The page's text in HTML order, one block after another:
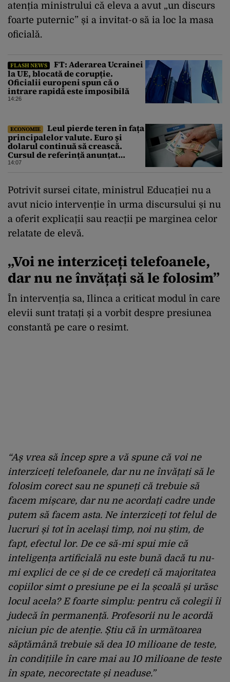
atenția ministrului că eleva a avut „un discurs
foarte puternic” și a invitat-o să ia loc la masa
oficială.
FLASH NEWS
FT: Aderarea Ucrainei
la UE, blocată de corupție.
Oficialii europeni spun că o
intrare rapidă este imposibilă
14:26
ECONOMIE
Leul pierde teren în fața
principalelor valute. Euro și
dolarul continuă să crească.
Cursul de referință anunțat
pentru vineri de BNR
14:07
Potrivit sursei citate, ministrul Educației nu a
avut nicio intervenție în urma discursului și nu
a oferit explicații sau reacții pe marginea celor
relatate de elevă.
„Voi ne interziceți telefoanele,
dar nu ne învățați să le folosim”
În intervenția sa, Ilinca a criticat modul în care
elevii sunt tratați și a vorbit despre presiunea
constantă pe care o resimt.
“Aș vrea să încep spre a vă spune că voi ne
interziceți telefoanele, dar nu ne învățați să le
folosim corect sau ne spuneți că trebuie să
facem mișcare, dar nu ne acordați cadre unde
putem să facem asta. Ne interziceți tot felul de
lucruri și tot în același timp, noi nu știm, de
fapt, efectul lor. De ce să-mi spui mie că
inteligența artificială nu este bună dacă tu nu-
mi explici de ce și de ce credeți că majoritatea
copiilor simt o presiune pe ei la școală și urăsc
locul acela? E foarte simplu: pentru că colegii îi
judecă în permanență. Profesorii nu le acordă
niciun pic de atenție. Știu că în următoarea
săptămână trebuie să dea 10 milioane de teste,
în condițiile în care mai au 10 milioane de teste
în spate, necorectate și neaduse.”